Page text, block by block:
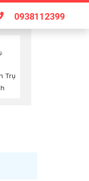
0938112399
Trụ